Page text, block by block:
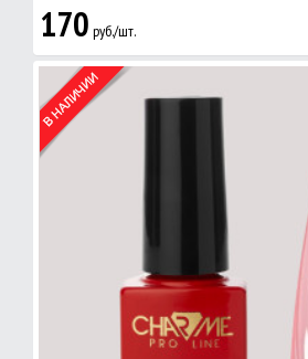
170 руб./шт.